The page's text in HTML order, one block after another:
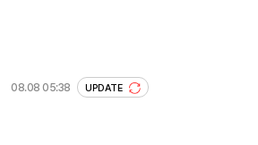
08.08 05:38 UPDATE